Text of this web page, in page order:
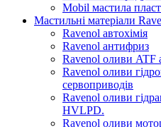
Mobil мастила
Мастильні матеріали
Ravenol автохімія
Ravenol антифриз
Ravenol оливи ATF
Ravenol оливи
сервоприводів
Ravenol оливи
HVLPD.
Ravenol оливи